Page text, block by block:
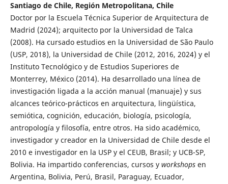
Santiago de Chile, Región Metropolitana, Chile
Doctor por la Escuela Técnica Superior de Arquitectura de
Madrid (2024); arquitecto por la Universidad de Talca
(2008). Ha cursado estudios en la Universidad de São Paulo
(USP, 2018), la Universidad de Chile (2012, 2016, 2024) y el
Instituto Tecnológico y de Estudios Superiores de
Monterrey, México (2014). Ha desarrollado una línea de
investigación ligada a la acción manual (manuaje) y sus
alcances teórico-prácticos en arquitectura, lingüística,
semiótica, cognición, educación, biología, psicología,
antropología y filosofía, entre otros. Ha sido académico,
investigador y creador en la Universidad de Chile desde el
2010 e investigador en la USP y el CEUB, Brasil; y UCB-SP,
Bolivia. Ha impartido conferencias, cursos y workshops en
Argentina, Bolivia, Perú, Brasil, Paraguay, Ecuador,